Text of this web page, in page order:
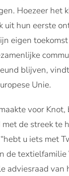
Hoezeer het
uit hun eerste
eigen
blijven,
Unie.
voor Knot,
de streek te
u iets met
de textielfamilie
adviesraad van